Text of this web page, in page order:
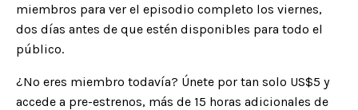
miembros para ver el episodio completo los viernes,
dos días antes de que estén disponibles para todo el
público.
¿No eres miembro todavía? Únete por tan solo US$5 y
accede a pre-estrenos, más de 15 horas adicionales de